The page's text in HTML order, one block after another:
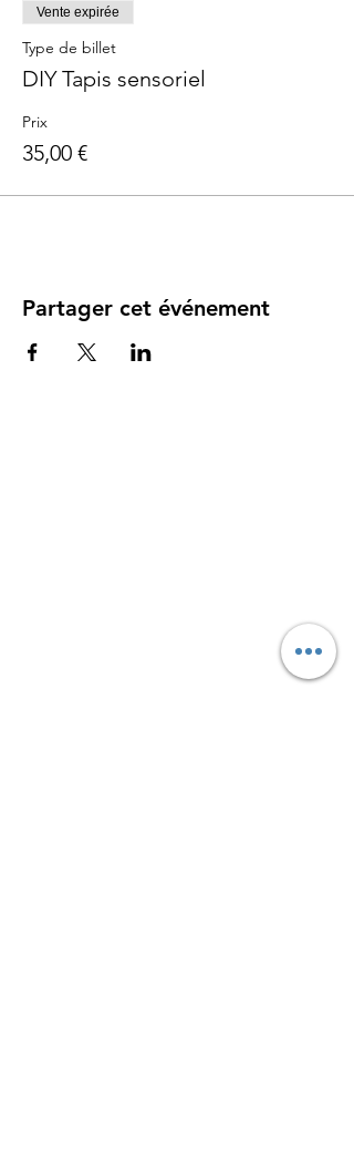
Vente expirée
Type de billet
DIY Tapis sensoriel
Prix
35,00 €
Partager cet événement